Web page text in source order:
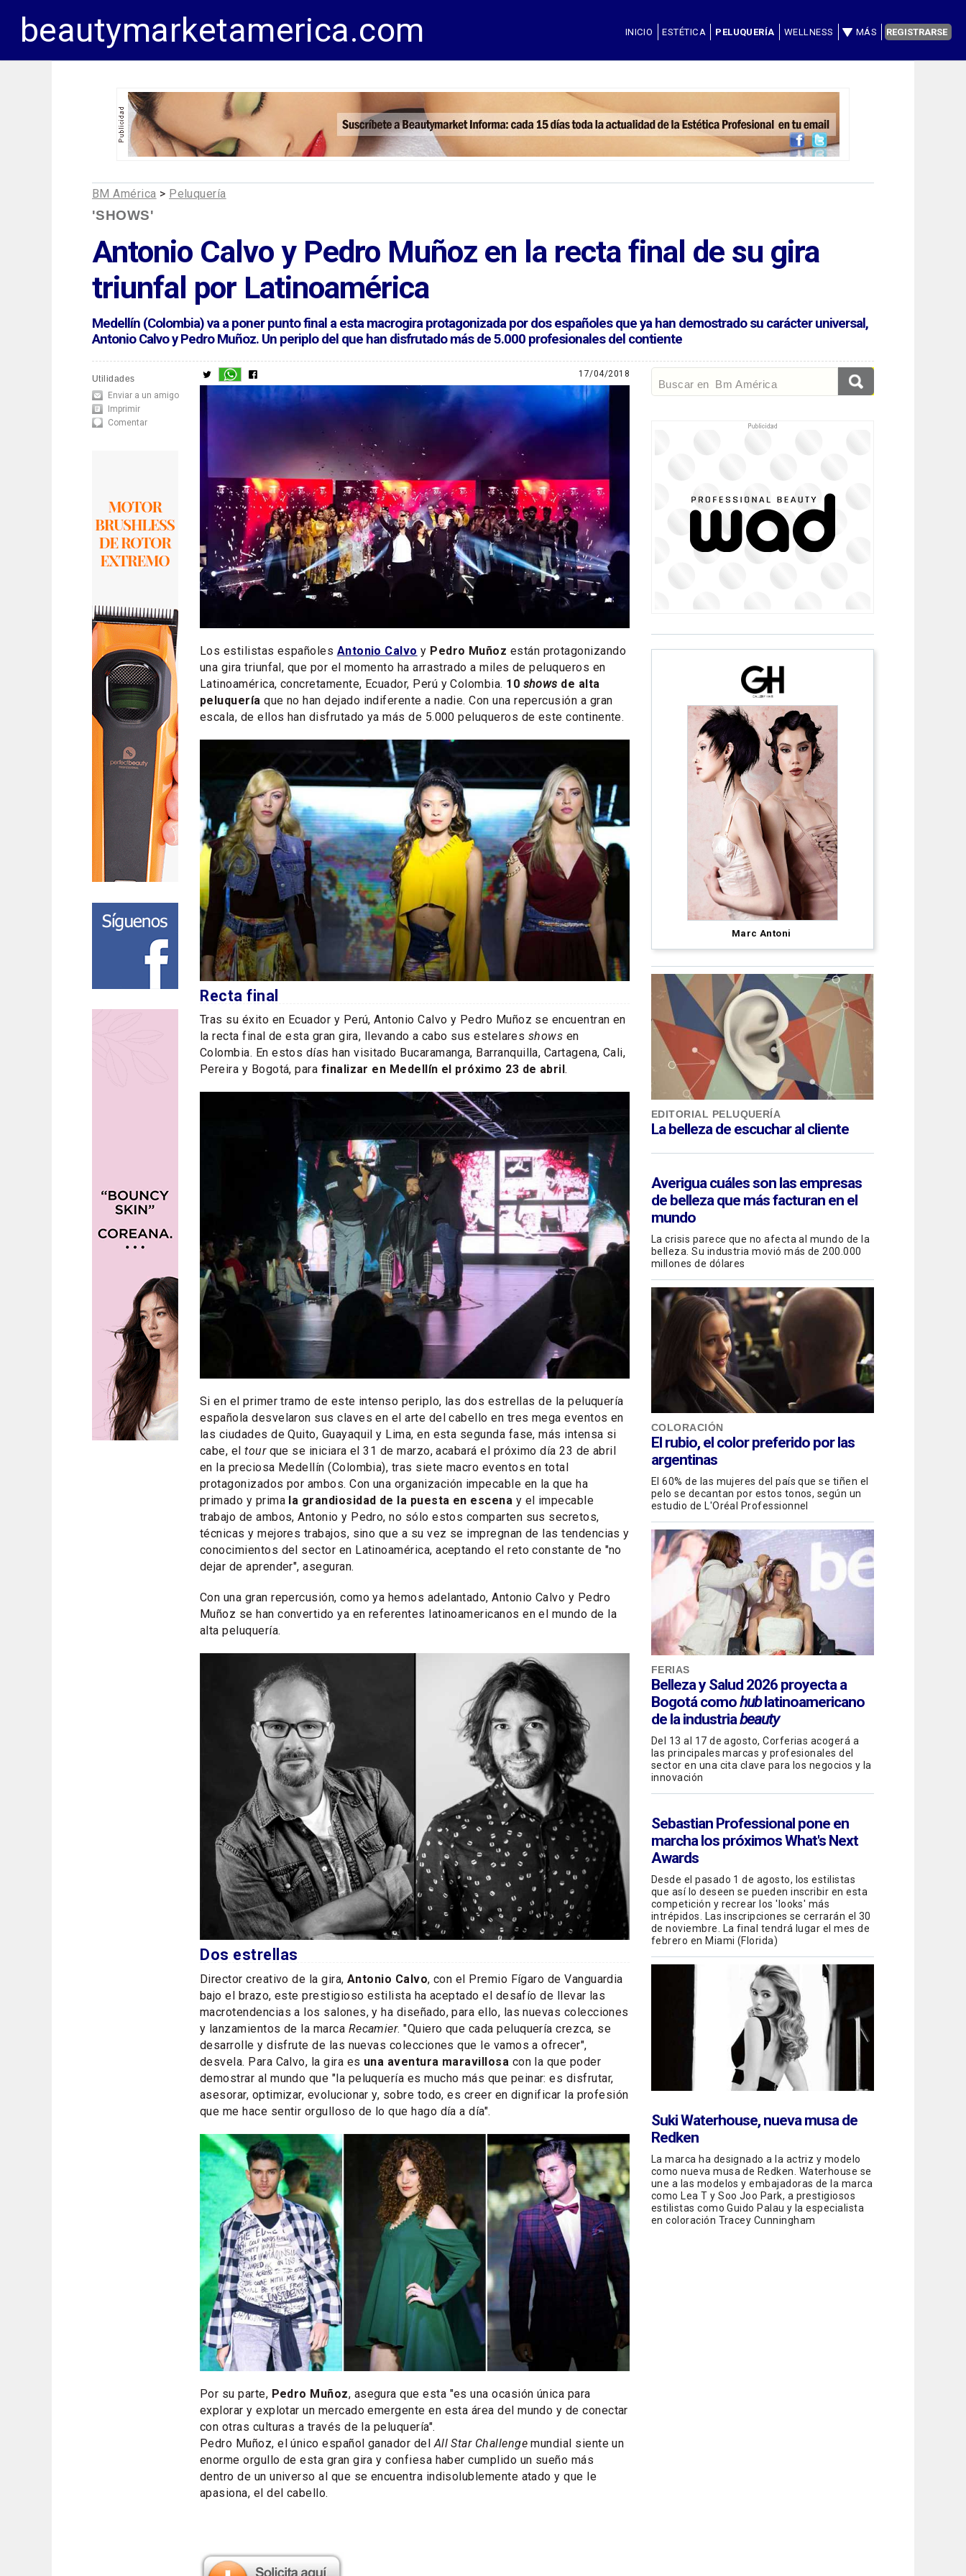
beautymarketamerica.com INICIO ESTÉTICA PELUQUERÍA WELLNESS MÁS REGISTRARSE
BM América > Peluquería
'SHOWS'
Antonio Calvo y Pedro Muñoz en la recta final de su gira
triunfal por Latinoamérica
Medellín (Colombia) va a poner punto final a esta macrogira protagonizada por dos españoles que ya han demostrado su carácter universal,
Antonio Calvo y Pedro Muñoz. Un periplo del que han disfrutado más de 5.000 profesionales del contiente
Utilidades
Enviar a un amigo
Imprimir
Comentar
McCulloch
Marc Antoni
EDITORIAL PELUQUERÍA
La belleza de escuchar al cliente
Averigua cuáles son las empresas
de belleza que más facturan en el
mundo
La crisis parece que no afecta al mundo de la
belleza. Su industria movió más de 200.000
millones de dólares
COLORACIÓN
El rubio, el color preferido por las
argentinas
El 60% de las mujeres del país que se tiñen el
pelo se decantan por estos tonos, según un
estudio de L'Oréal Professionnel
FERIAS
Belleza y Salud 2026 proyecta a
Bogotá comohublatinoamericano
de la industriabeauty
Del 13 al 17 de agosto, Corferias acogerá a
las principales marcas y profesionales del
sector en una cita clave para los negocios y la
innovación
Sebastian Professional pone en
marcha los próximos What's Next
Awards
Desde el pasado 1 de agosto, los estilistas
que así lo deseen se pueden inscribir en esta
competición y recrear los 'looks' más
intrépidos. Las inscripciones se cerrarán el 30
de noviembre. La final tendrá lugar el mes de
febrero en Miami (Florida)
Suki Waterhouse, nueva musa de
Redken
La marca ha designado a la actriz y modelo
como nueva musa de Redken. Waterhouse se
une a las modelos y embajadoras de la marca
como Lea T y Soo Joo Park, a prestigiosos
estilistas como Guido Palau y la especialista
en coloración Tracey Cunningham
17/04/2018
Los estilistas españoles Antonio Calvo y Pedro Muñoz están protagonizando
una gira triunfal, que por el momento ha arrastrado a miles de peluqueros en
Latinoamérica, concretamente, Ecuador, Perú y Colombia. 10 shows de alta
peluquería que no han dejado indiferente a nadie. Con una repercusión a gran
escala, de ellos han disfrutado ya más de 5.000 peluqueros de este continente.
Recta final
Tras su éxito en Ecuador y Perú, Antonio Calvo y Pedro Muñoz se encuentran en
la recta final de esta gran gira, llevando a cabo sus estelares shows en
Colombia. En estos días han visitado Bucaramanga, Barranquilla, Cartagena, Cali,
Pereira y Bogotá, para finalizar en Medellín el próximo 23 de abril.
Si en el primer tramo de este intenso periplo, las dos estrellas de la peluquería
española desvelaron sus claves en el arte del cabello en tres mega eventos en
las ciudades de Quito, Guayaquil y Lima, en esta segunda fase, más intensa si
cabe, el tour que se iniciara el 31 de marzo, acabará el próximo día 23 de abril
en la preciosa Medellín (Colombia), tras siete macro eventos en total
protagonizados por ambos. Con una organización impecable en la que ha
primado y prima la grandiosidad de la puesta en escena y el impecable
trabajo de ambos, Antonio y Pedro, no sólo estos comparten sus secretos,
técnicas y mejores trabajos, sino que a su vez se impregnan de las tendencias y
conocimientos del sector en Latinoamérica, aceptando el reto constante de "no
dejar de aprender", aseguran.
Con una gran repercusión, como ya hemos adelantado, Antonio Calvo y Pedro
Muñoz se han convertido ya en referentes latinoamericanos en el mundo de la
alta peluquería.
Dos estrellas
Director creativo de la gira, Antonio Calvo, con el Premio Fígaro de Vanguardia
bajo el brazo, este prestigioso estilista ha aceptado el desafío de llevar las
macrotendencias a los salones, y ha diseñado, para ello, las nuevas colecciones
y lanzamientos de la marca Recamier. "Quiero que cada peluquería crezca, se
desarrolle y disfrute de las nuevas colecciones que le vamos a ofrecer",
desvela. Para Calvo, la gira es una aventura maravillosa con la que poder
demostrar al mundo que "la peluquería es mucho más que peinar: es disfrutar,
asesorar, optimizar, evolucionar y, sobre todo, es creer en dignificar la profesión
que me hace sentir orgulloso de lo que hago día a día".
Por su parte, Pedro Muñoz, asegura que esta "es una ocasión única para
explorar y explotar un mercado emergente en esta área del mundo y de conectar
con otras culturas a través de la peluquería".
Pedro Muñoz, el único español ganador delAll Star Challengemundial siente un
enorme orgullo de esta gran gira y confiesa haber cumplido un sueño más
dentro de un universo al que se encuentra indisolublemente atado y que le
apasiona, el del cabello.